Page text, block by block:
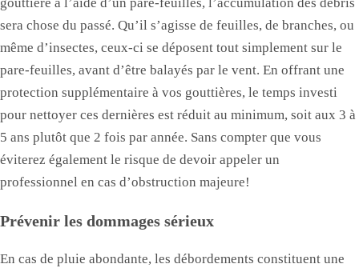
sera chose du passé. Qu’il s’agisse de feuilles, de branches, ou
même d’insectes, ceux-ci se déposent tout simplement sur le
pare-feuilles, avant d’être balayés par le vent. En offrant une
protection supplémentaire à vos gouttières, le temps investi
pour nettoyer ces dernières est réduit au minimum, soit aux 3 à
5 ans plutôt que 2 fois par année. Sans compter que vous
éviterez également le risque de devoir appeler un
professionnel en cas d’obstruction majeure!
Prévenir les dommages sérieux
En cas de pluie abondante, les débordements constituent une